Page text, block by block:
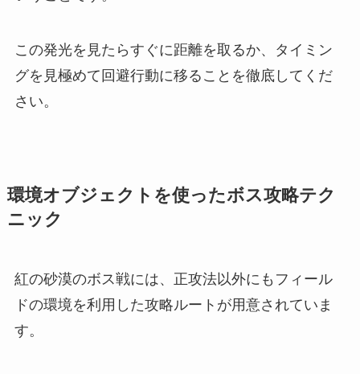
この発光を見たらすぐに距離を取るか、タイミン
グを見極めて回避行動に移ることを徹底してくだ
さい。
環境オブジェクトを使ったボス攻略テク
ニック
紅の砂漠のボス戦には、正攻法以外にもフィール
ドの環境を利用した攻略ルートが用意されていま
す。